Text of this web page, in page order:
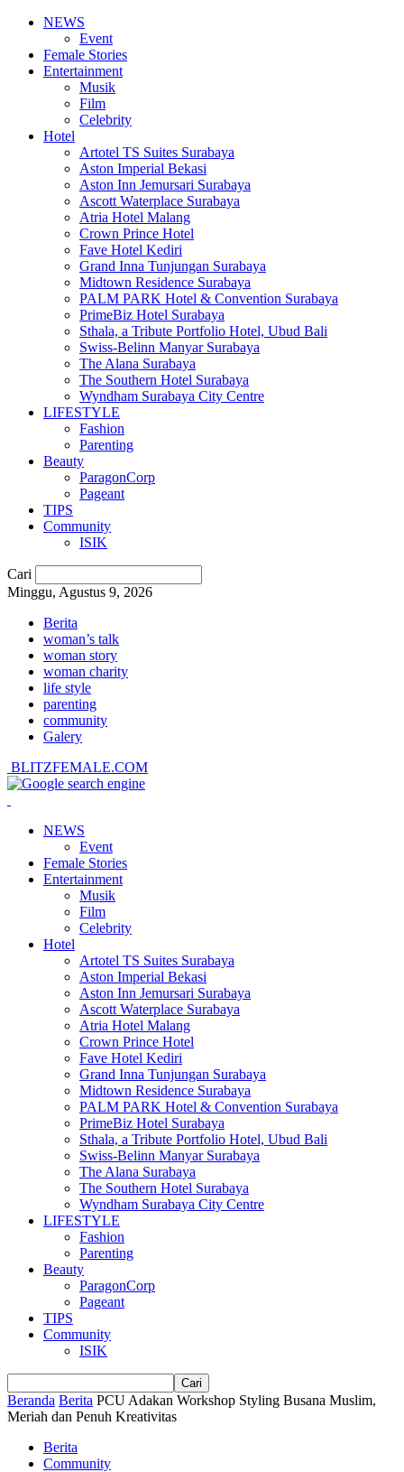
NEWS
Event
Female Stories
Entertainment
Musik
Film
Celebrity
Hotel
Artotel TS Suites Surabaya
Aston Imperial Bekasi
Aston Inn Jemursari Surabaya
Ascott Waterplace Surabaya
Atria Hotel Malang
Crown Prince Hotel
Fave Hotel Kediri
Grand Inna Tunjungan Surabaya
Midtown Residence Surabaya
PALM PARK Hotel & Convention Surabaya
PrimeBiz Hotel Surabaya
Sthala, a Tribute Portfolio Hotel, Ubud Bali
Swiss-Belinn Manyar Surabaya
The Alana Surabaya
The Southern Hotel Surabaya
Wyndham Surabaya City Centre
LIFESTYLE
Fashion
Parenting
Beauty
ParagonCorp
Pageant
TIPS
Community
ISIK
Cari
Minggu, Agustus 9, 2026
Berita
woman’s talk
woman story
woman charity
life style
parenting
community
Galery
BLITZFEMALE.COM
NEWS
Event
Female Stories
Entertainment
Musik
Film
Celebrity
Hotel
Artotel TS Suites Surabaya
Aston Imperial Bekasi
Aston Inn Jemursari Surabaya
Ascott Waterplace Surabaya
Atria Hotel Malang
Crown Prince Hotel
Fave Hotel Kediri
Grand Inna Tunjungan Surabaya
Midtown Residence Surabaya
PALM PARK Hotel & Convention Surabaya
PrimeBiz Hotel Surabaya
Sthala, a Tribute Portfolio Hotel, Ubud Bali
Swiss-Belinn Manyar Surabaya
The Alana Surabaya
The Southern Hotel Surabaya
Wyndham Surabaya City Centre
LIFESTYLE
Fashion
Parenting
Beauty
ParagonCorp
Pageant
TIPS
Community
ISIK
Beranda Berita PCU Adakan Workshop Styling Busana Muslim,
Meriah dan Penuh Kreativitas
Berita
Community